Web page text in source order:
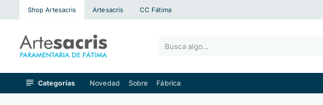
Shop Artesacris Artesacris CC Fátima
Busca
Categorías Novedad Sobre Fábrica